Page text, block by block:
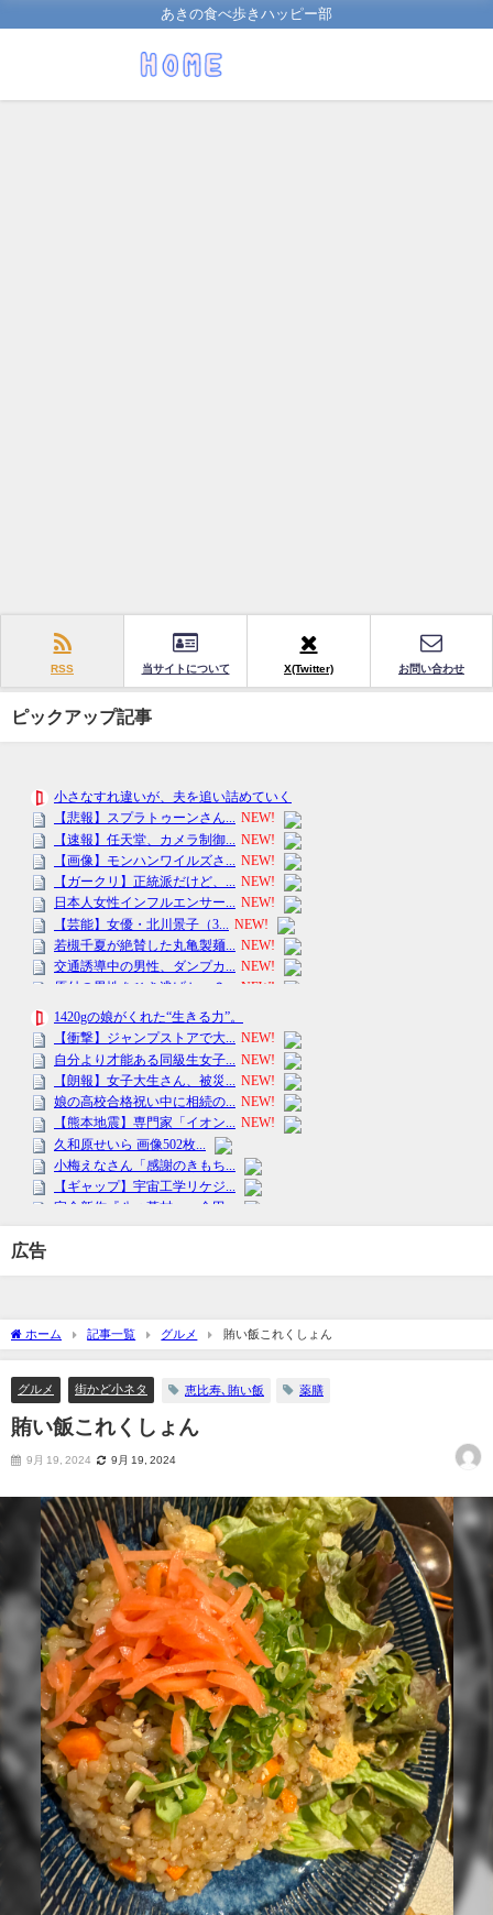
あきの食べ歩きハッピー部
RSS 当サイトについて X(Twitter) お問い合わせ
ピックアップ記事
広告
ホーム 記事一覧 グルメ 賄い飯これくしょん
グルメ 街かど小ネタ 恵比寿､賄い飯 薬膳
賄い飯これくしょん
9月 19, 2024 9月 19, 2024